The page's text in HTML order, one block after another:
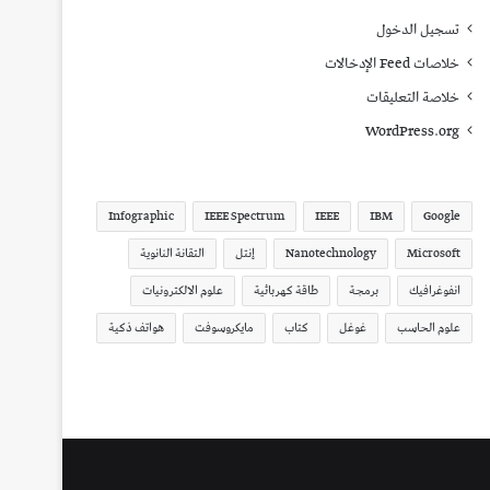
تسجيل الدخول
خلاصات Feed الإدخالات
خلاصة التعليقات
WordPress.org
Google
IBM
IEEE
IEEE Spectrum
Infographic
Microsoft
Nanotechnology إنتل
التقانة النانوية
انفوغرافيك
برمجة طاقة كهربائية
علوم الالكترونيات
علوم الحاسب
غوغل كتاب مايكروسوفت هواتف ذكية